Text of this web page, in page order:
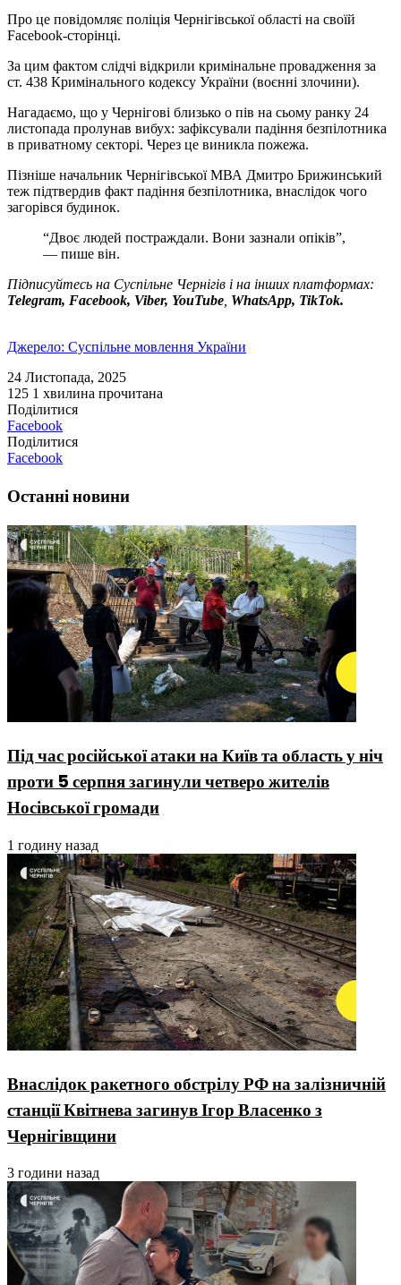
Про це повідомляє поліція Чернігівської області на своїй
Facebook-сторінці.
За цим фактом слідчі відкрили кримінальне провадження за
ст. 438 Кримінального кодексу України (воєнні злочини).
Нагадаємо, що у Чернігові близько о пів на сьому ранку 24
листопада пролунав вибух: зафіксували падіння безпілотника
в приватному секторі. Через це виникла пожежа.
Пізніше начальник Чернігівської МВА Дмитро Брижинський
теж підтвердив факт падіння безпілотника, внаслідок чого
загорівся будинок.
“Двоє людей постраждали. Вони зазнали опіків”,
— пише він.
Підписуйтесь на Суспільне Чернігів і на інших платформах:
Telegram, Facebook, Viber, YouTube WhatsApp, TikTok.
Джерело: Суспільне мовлення України
24 Листопада, 2025
125 1 хвилина прочитана
Поділитися
Facebook
Поділитися
Facebook
Останні новини
Під час російської атаки на Київ та область у ніч
проти 5 серпня загинули четверо жителів
Носівської громади
1 годину назад
Внаслідок ракетного обстрілу РФ на залізничній
станції Квітнева загинув Ігор Власенко з
Чернігівщини
3 години назад